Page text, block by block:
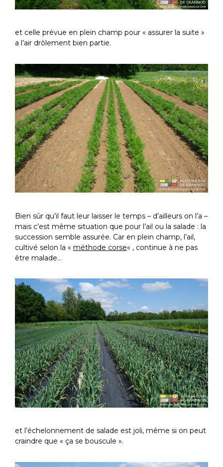
et celle prévue en plein champ pour « assurer la suite »
a l’air drôlement bien partie.
Bien sûr qu’il faut leur laisser le temps – d’ailleurs on l’a –
mais c’est même situation que pour l’ail ou la salade : la
succession semble assurée. Car en plein champ, l’ail,
cultivé selon la « méthode corse« , continue à ne pas
être malade…
et l’échelonnement de salade est joli, même si on peut
craindre que « ça se bouscule ».